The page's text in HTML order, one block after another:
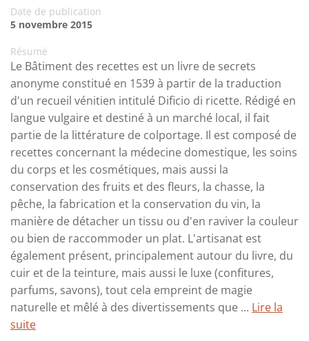
Date de publication
5 novembre 2015
Résumé
Le Bâtiment des recettes est un livre de secrets
anonyme constitué en 1539 à partir de la traduction
d'un recueil vénitien intitulé Dificio di ricette. Rédigé en
langue vulgaire et destiné à un marché local, il fait
partie de la littérature de colportage. Il est composé de
recettes concernant la médecine domestique, les soins
du corps et les cosmétiques, mais aussi la
conservation des fruits et des fleurs, la chasse, la
pêche, la fabrication et la conservation du vin, la
manière de détacher un tissu ou d'en raviver la couleur
ou bien de raccommoder un plat. L'artisanat est
également présent, principalement autour du livre, du
cuir et de la teinture, mais aussi le luxe (confitures,
parfums, savons), tout cela empreint de magie
naturelle et mêlé à des divertissements que ... Lire la
suite